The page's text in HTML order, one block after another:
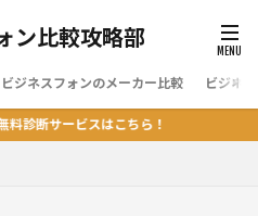
ン比較攻略部
ビジネスフォンのメーカー比較 ビジネ
断サービスはこちら！